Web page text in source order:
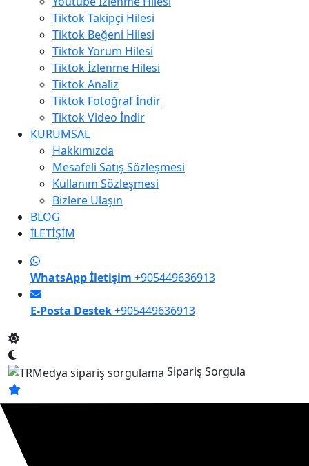
Tiktok Takipçi Hilesi
Tiktok Beğeni Hilesi
Tiktok Yorum Hilesi
Tiktok İzlenme Hilesi
Tiktok Analiz
Tiktok Fotoğraf İndir
Tiktok Video İndir
KURUMSAL
Hakkımızda
Mesafeli Satış Sözleşmesi
Kullanım Sözleşmesi
Bizlere Ulaşın
BLOG
İLETİŞİM
WhatsApp İletişim +905449636913
E-Posta Destek+905449636913
Sipariş Sorgula